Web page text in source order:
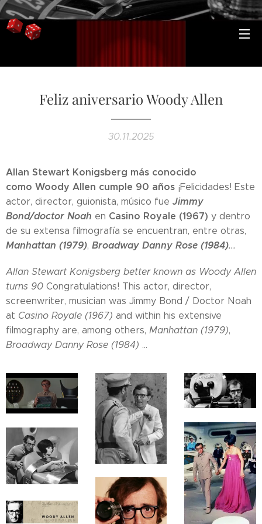
Feliz aniversario Woody Allen
30.11.2025
Allan Stewart Konigsberg más conocido
como Woody Allen cumple 90 años ¡Felicidades! Este
actor, director, guionista, músico fue Jimmy
Bond/doctor Noah en Casino Royale (1967) y dentro
de su extensa filmografía se encuentran, entre otras,
Manhattan (1979), Broadway Danny Rose (1984)...
Allan Stewart Konigsberg better known as Woody Allen
turns 90 Congratulations! This actor, director,
screenwriter, musician was Jimmy Bond / Doctor Noah
at Casino Royale (1967) and within his extensive
filmography are, among others, Manhattan (1979),
Broadway Danny Rose (1984) ...